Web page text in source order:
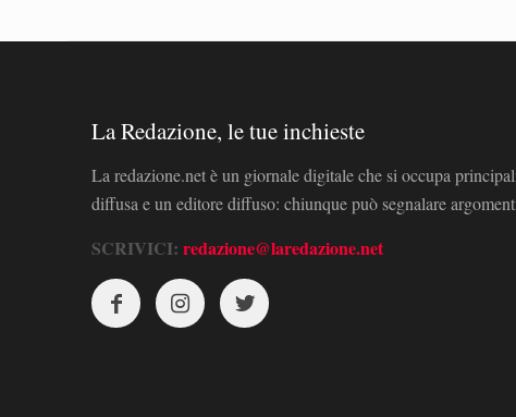
La Redazione, le tue inchieste
La redazione.net è un giornale digitale che si occupa
diffusa e un editore diffuso: chiunque può segnalare
SCRIVICI: redazione@laredazione.net